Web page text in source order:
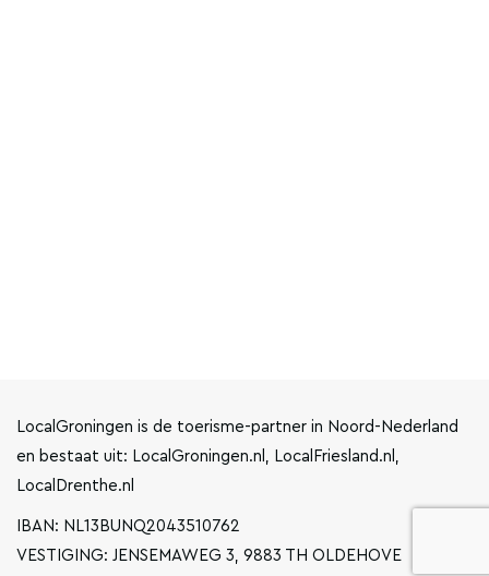
LocalGroningen is de toerisme-partner in Noord-Nederland
en bestaat uit: LocalGroningen.nl, LocalFriesland.nl,
LocalDrenthe.nl
IBAN: NL13BUNQ2043510762
VESTIGING: JENSEMAWEG 3, 9883 TH OLDEHOVE